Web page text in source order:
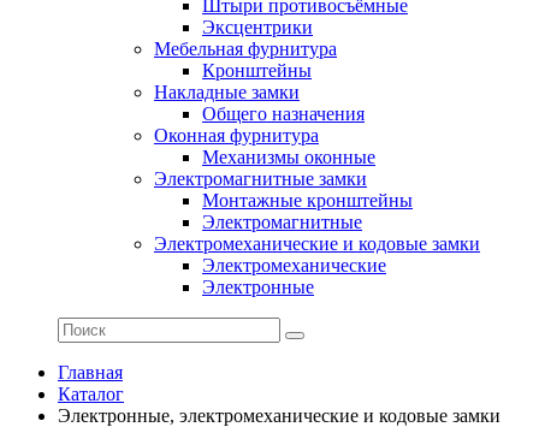
Штыри противосъёмные
Эксцентрики
Мебельная фурнитура
Кронштейны
Накладные замки
Общего назначения
Оконная фурнитура
Механизмы оконные
Электромагнитные замки
Монтажные кронштейны
Электромагнитные
Электромеханические и кодовые замки
Электромеханические
Электронные
Главная
Каталог
Электронные, электромеханические и кодовые замки